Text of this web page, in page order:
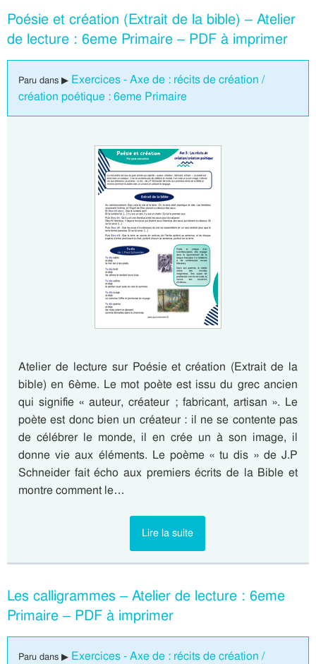
Poésie et création (Extrait de la bible) – Atelier
de lecture : 6eme Primaire – PDF à imprimer
Paru dans ▶ Exercices - Axe de : récits de création /
création poétique : 6eme Primaire
Atelier de lecture sur Poésie et création (Extrait de la
bible) en 6ème. Le mot poète est issu du grec ancien
qui signifie « auteur, créateur ; fabricant, artisan ». Le
poète est donc bien un créateur : il ne se contente pas
de célébrer le monde, il en crée un à son image, il
donne vie aux éléments. Le poème « tu dis » de J.P
Schneider fait écho aux premiers écrits de la Bible et
montre comment le…
Lire la suite
Les calligrammes – Atelier de lecture : 6eme
Primaire – PDF à imprimer
Paru dans ▶ Exercices - Axe de : récits de création /